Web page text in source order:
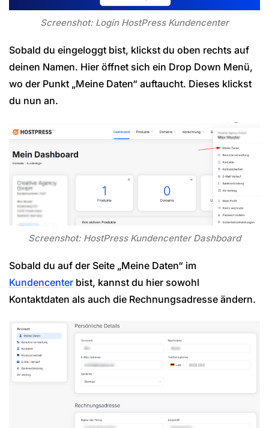
Screenshot: Login HostPress Kundencenter
Sobald du eingeloggt bist, klickst du oben rechts auf
deinen Namen. Hier öffnet sich ein Drop Down Menü,
wo der Punkt „Meine Daten“ auftaucht. Dieses klickst
du nun an.
Screenshot: HostPress Kundencenter Dashboard
Sobald du auf der Seite „Meine Daten“ im
Kundencenter bist, kannst du hier sowohl
Kontaktdaten als auch die Rechnungsadresse ändern.